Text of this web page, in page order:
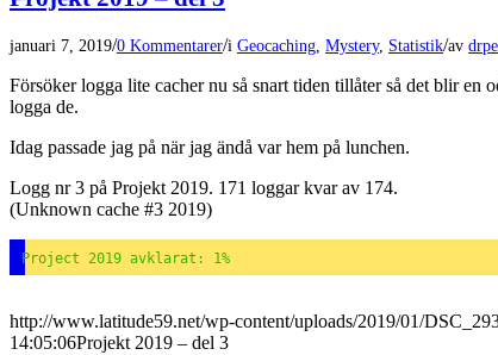
januari 7, 2019/0 Kommentarer/i Geocaching Mystery, Statistik/av
Försöker logga lite cacher nu så snart tiden tillåter så det blir en
logga de.
Idag passade jag på när jag ändå var hem på lunchen.
Logg nr 3 på Projekt 2019. 171 loggar kvar av 174.
(Unknown cache #3 2019)
Project 2019 avklarat: 1%
http://www.latitude59.net/wp-content/uploads/2019/01/
14:05:06Projekt 2019 – del 3